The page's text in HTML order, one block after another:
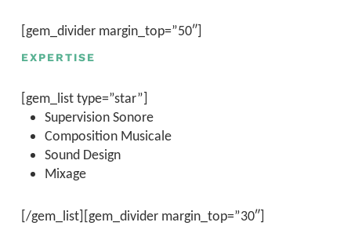
[gem_divider margin_top=”50″]
EXPERTISE
[gem_list type=”star”]
Supervision Sonore
Composition Musicale
Sound Design
Mixage
[/gem_list][gem_divider margin_top=”30″]